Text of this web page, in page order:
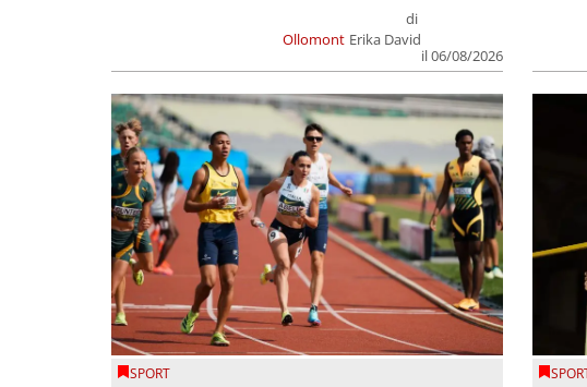
Ollomont
di
Erika David
il 06/08/2026
SPORT